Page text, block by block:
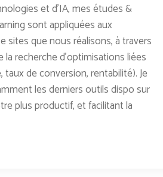
et d'IA, mes études &
sont appliquées aux
sites que nous réalisons, à travers
recherche d'optimisations liées
de conversion, rentabilité). Je
les derniers outils dispo sur
plus productif, et facilitant la